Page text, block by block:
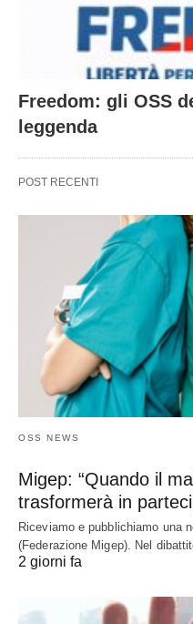
Freedom: gli OSS
leggenda
POST RECENTI
OSS NEWS
Migep: “Quando il
trasformerà in
Riceviamo e pubblichiamo una
(Federazione Migep). Nel
2 giorni fa